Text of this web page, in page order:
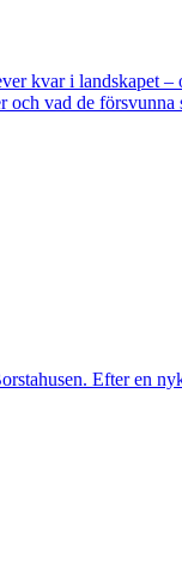
kvar i
vad de försvunna
Efter en